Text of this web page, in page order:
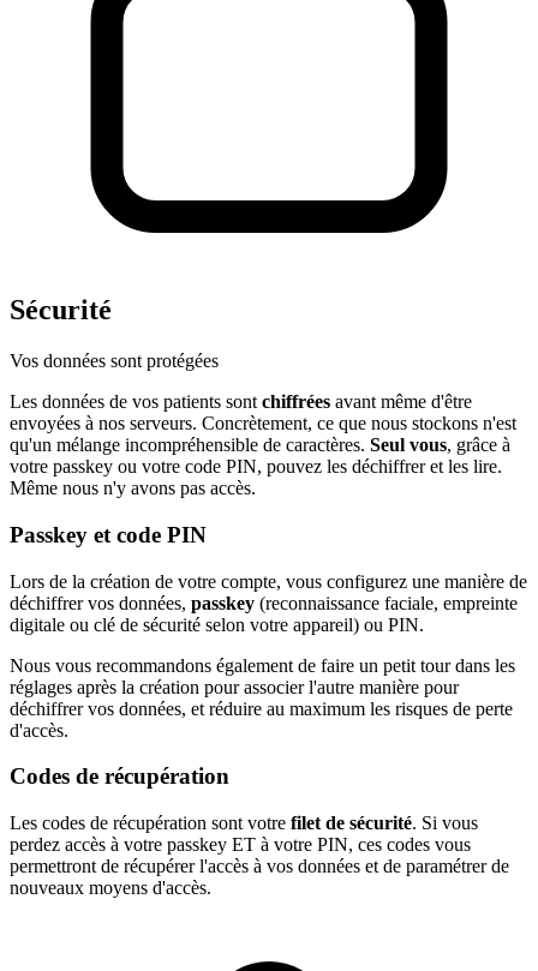
Sécurité
Vos données sont protégées
Les données de vos patients sont chiffrées avant même d'être
envoyées à nos serveurs. Concrètement, ce que nous stockons n'est
qu'un mélange incompréhensible de caractères. Seul vous, grâce à
votre passkey ou votre code PIN, pouvez les déchiffrer et les lire.
Même nous n'y avons pas accès.
Passkey et code PIN
Lors de la création de votre compte, vous configurez une manière de
déchiffrer vos données, passkey (reconnaissance faciale, empreinte
digitale ou clé de sécurité selon votre appareil) ou PIN.
Nous vous recommandons également de faire un petit tour dans les
réglages après la création pour associer l'autre manière pour
déchiffrer vos données, et réduire au maximum les risques de perte
d'accès.
Codes de récupération
Les codes de récupération sont votre filet de sécurité. Si vous
perdez accès à votre passkey ET à votre PIN, ces codes vous
permettront de récupérer l'accès à vos données et de paramétrer de
nouveaux moyens d'accès.